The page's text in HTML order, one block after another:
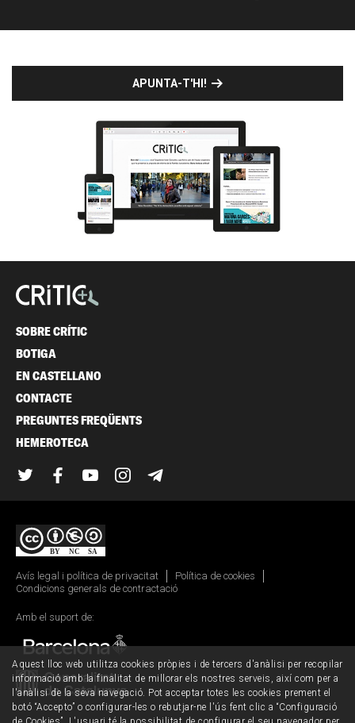
APUNTA-T'HI!
SOBRE CRÍTIC
BOTIGA
EN CASTELLANO
CONTACTE
PREGUNTES FREQÜENTS
HEMEROTECA
TwitterFacebook
YouTubeInstagram
Avís legal i política de privacitat
Política de cookies
Condicions generals de contractació
Amb el suport de:
Aquest lloc web utilitza cookies pròpies i de tercers d'anàlisi per recopilar
informació amb la finalitat de millorar els nostres serveis, així com per a
l'anàlisi de la seva navegació. Pot acceptar totes les cookies prement el
botó “Accepto” o configurar-les o rebutjar-ne l'ús fent clic a “Configuració